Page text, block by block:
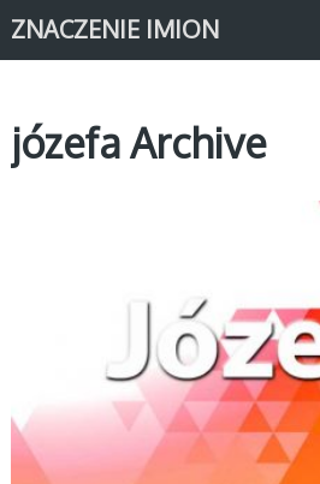
ZNACZENIE IMION
józefa Archive